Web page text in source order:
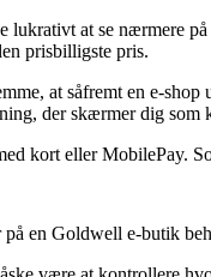
lukrativt at se nærmere
prisbilligste pris.
at såfremt en e-
der skærmer dig som
kort eller MobilePay.
en Goldwell e-butik